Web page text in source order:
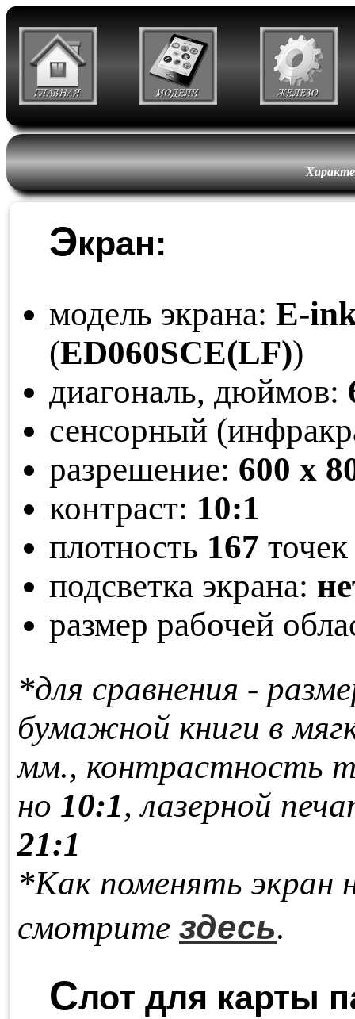
Экран:
модель экрана: E-
(ED060SCE(LF))
диагональ, дюймов:
сенсорный
разрешение: 600 x
контраст: 10:1
плотность 167
подсветка экрана:
размер рабочей
*для сравнения -
бу­маж­ной кни­ги в
мм., кон­траст­ность
но 10:1, ла­зер­ной
21:1
*Как поменять экран
смотрите здесь.
Слот для карты